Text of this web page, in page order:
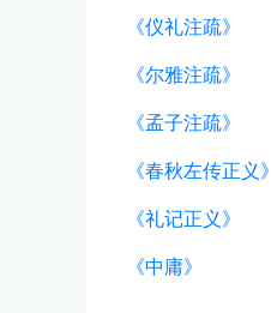
《仪礼注疏》
《尔雅注疏》
《孟子注疏》
《春秋左传正义》
《礼记正义》
《中庸》